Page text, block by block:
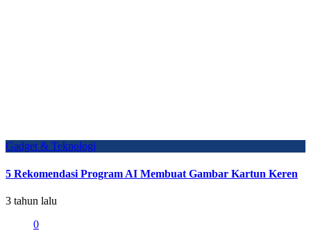
Gadget & Teknologi
5 Rekomendasi Program AI Membuat Gambar Kartun Keren
3 tahun lalu
0